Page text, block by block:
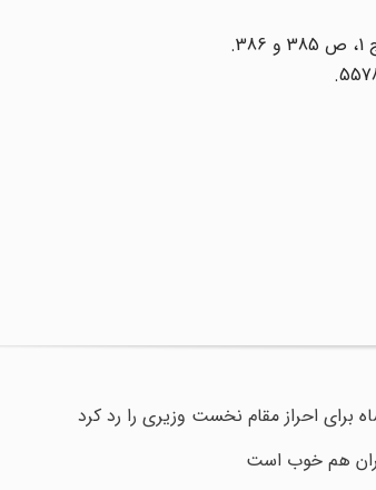
احراز مقام نخست وزیری را رد کرد
هم خوب است